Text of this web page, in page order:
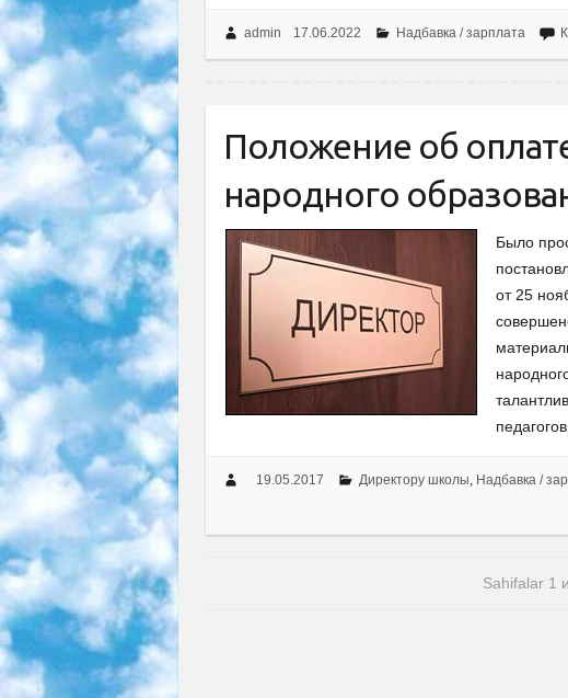
admin 17.06.2022 Надбавка / зарплата
Положение об
народного
Было
от 25
19.05.2017 Директору школы, Надбавка /
Sahifalar 1